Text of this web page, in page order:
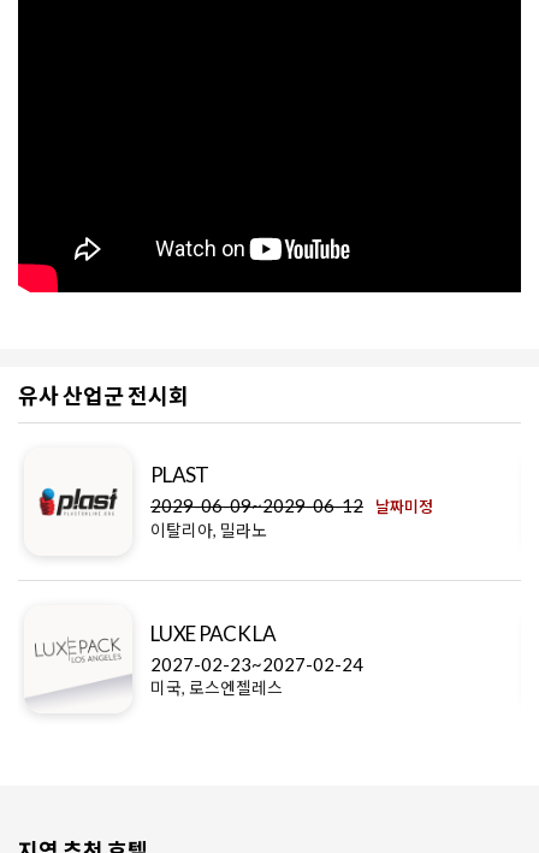
유사 산업군 전시회
PLAST
2029-06-09~2029-06-12 날짜미정
이탈리아, 밀라노
LUXE PACK LA
2027-02-23~2027-02-24
미국, 로스엔젤레스